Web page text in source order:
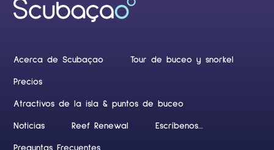
Acerca de Scubaçao Tour de buceo y snorkel
Precios
Atractivos de la isla & puntos de buceo
Noticias Reef Renewal Escríbenos…
Preguntas Frecuentes